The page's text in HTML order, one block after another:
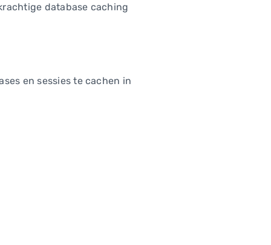
database caching
en sessies te cachen in